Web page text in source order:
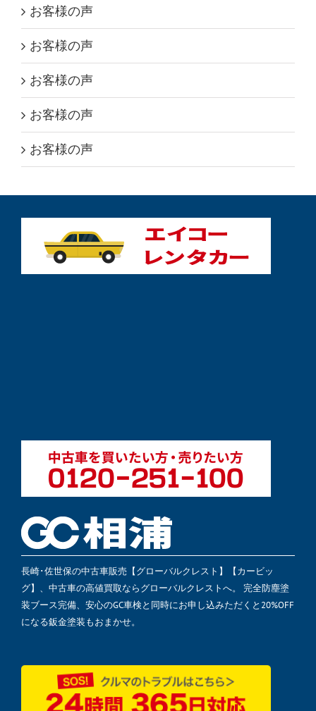
お客様の声
お客様の声
お客様の声
お客様の声
お客様の声
長崎･佐世保の中古車販売【グローバルクレスト】【カービッ
グ】、中古車の高値買取ならグローバルクレストへ。 完全防塵塗
装ブース完備、安心のGC車検と同時にお申し込みただくと20%OFF
になる鈑金塗装もおまかせ。